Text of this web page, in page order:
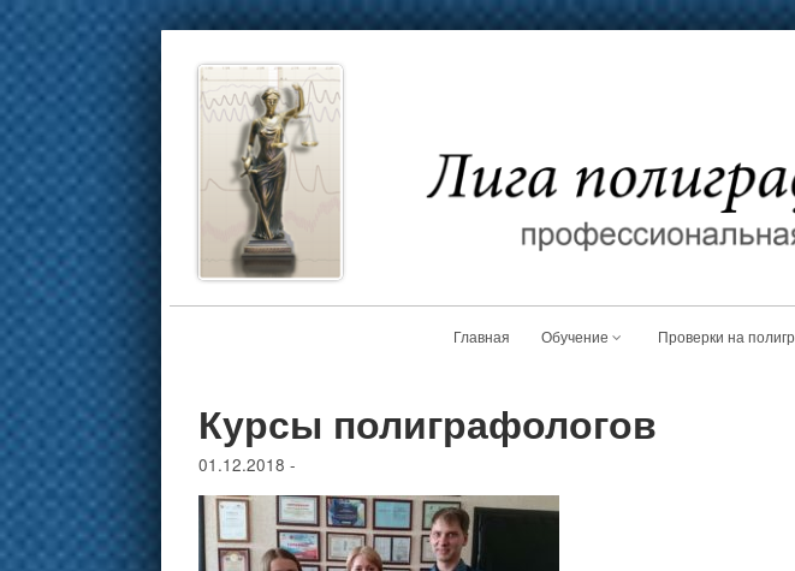
Главная Обучение Проверки на
Курсы полиграфологов
01.12.2018 -